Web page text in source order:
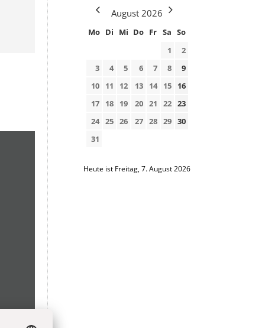
August 2026
Mo Di Mi Do Fr Sa So
1
2
3
4 5 6 7 8
9
10
11 12 13 14 15
16
17
18 19 20 21 22 23
24 25 26 27 28 29 30
31
Heute ist Freitag, 7. August 2026